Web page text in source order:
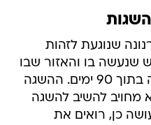
שנוגעת לזהות
שנעשה בו והאזור שבו
הוא מצוי - ניתן להגיש השגה בתוך 90 ימים. ההשגה
מחויב להשיב להשגה
עושה כן, רואים את